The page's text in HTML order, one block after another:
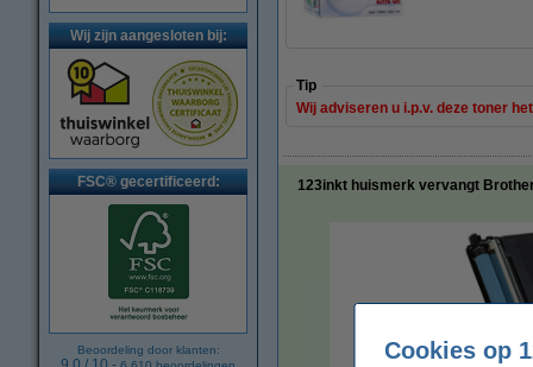
Wij zijn aangesloten bij:
FSC® gecertificeerd:
Beoordeling door klanten:
Tip
Wij adviseren u i.p.v. deze toner
123inkt huismerk vervangt
Cookies op